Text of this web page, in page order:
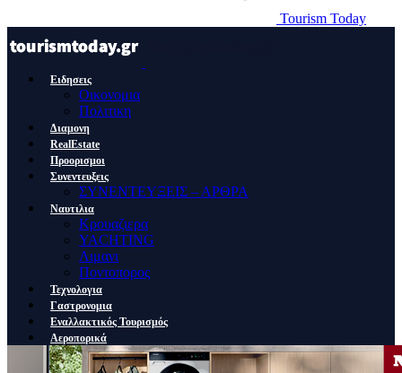
Tourism Today
Ειδησεις
Οικονομια
Πολιτικη
Διαμονη
RealEstate
Προορισμοι
Συνεντευξεις
ΣΥΝΕΝΤΕΥΞΕΙΣ – ΑΡΘΡΑ
Ναυτιλια
Κρουαζιερα
YACHTING
Λιμανι
Ποντοπορος
Τεχνολογια
Γαστρονομια
Εναλλακτικός Τουρισμός
Αεροπορικά